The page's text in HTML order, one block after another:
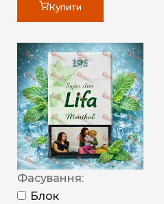
Купити
Фасування:
Блок